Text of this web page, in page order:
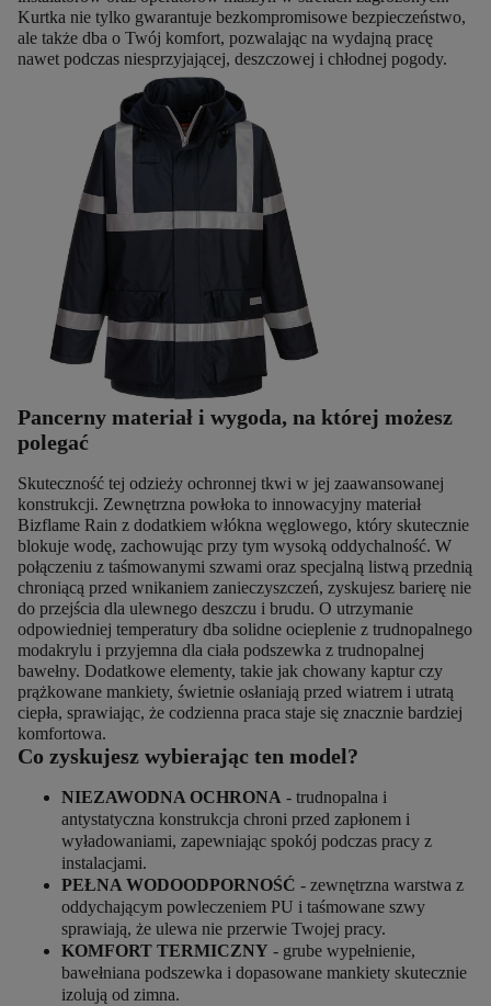
Kurtka nie tylko gwarantuje bezkompromisowe bezpieczeństwo,
ale także dba o Twój komfort, pozwalając na wydajną pracę
nawet podczas niesprzyjającej, deszczowej i chłodnej pogody.
Pancerny materiał i wygoda, na której możesz
polegać
Skuteczność tej odzieży ochronnej tkwi w jej zaawansowanej
konstrukcji. Zewnętrzna powłoka to innowacyjny materiał
Bizflame Rain z dodatkiem włókna węglowego, który skutecznie
blokuje wodę, zachowując przy tym wysoką oddychalność. W
połączeniu z taśmowanymi szwami oraz specjalną listwą przednią
chroniącą przed wnikaniem zanieczyszczeń, zyskujesz barierę nie
do przejścia dla ulewnego deszczu i brudu. O utrzymanie
odpowiedniej temperatury dba solidne ocieplenie z trudnopalnego
modakrylu i przyjemna dla ciała podszewka z trudnopalnej
bawełny. Dodatkowe elementy, takie jak chowany kaptur czy
prążkowane mankiety, świetnie osłaniają przed wiatrem i utratą
ciepła, sprawiając, że codzienna praca staje się znacznie bardziej
komfortowa.
Co zyskujesz wybierając ten model?
NIEZAWODNA OCHRONA - trudnopalna i
antystatyczna konstrukcja chroni przed zapłonem i
wyładowaniami, zapewniając spokój podczas pracy z
instalacjami.
PEŁNA WODOODPORNOŚĆ - zewnętrzna warstwa z
oddychającym powleczeniem PU i taśmowane szwy
sprawiają, że ulewa nie przerwie Twojej pracy.
KOMFORT TERMICZNY - grube wypełnienie,
bawełniana podszewka i dopasowane mankiety skutecznie
izolują od zimna.